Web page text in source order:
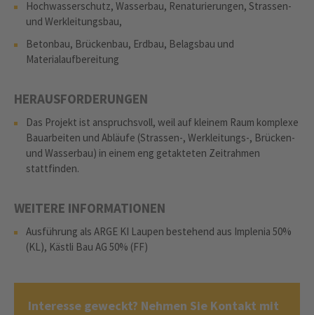
Hochwasserschutz, Wasserbau, Renaturierungen, Strassen-
und Werkleitungsbau,
Betonbau, Brückenbau, Erdbau, Belagsbau und
Materialaufbereitung
HERAUSFORDERUNGEN
Das Projekt ist anspruchsvoll, weil auf kleinem Raum komplexe
Bauarbeiten und Abläufe (Strassen-, Werkleitungs-, Brücken-
und Wasserbau) in einem eng getakteten Zeitrahmen
stattfinden.
WEITERE INFORMATIONEN
Ausführung als ARGE KI Laupen bestehend aus Implenia 50%
(KL), Kästli Bau AG 50% (FF)
Interesse geweckt? Nehmen Sie Kontakt mit